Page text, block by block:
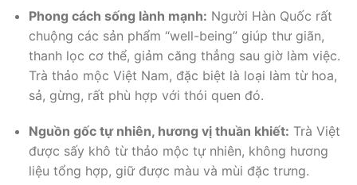
Phong cách sống lành mạnh: Người Hàn Quốc rất
chuộng các sản phẩm “well-being” giúp thư giãn,
thanh lọc cơ thể, giảm căng thẳng sau giờ làm việc.
Trà thảo mộc Việt Nam, đặc biệt là loại làm từ hoa,
sả, gừng, rất phù hợp với thói quen đó.
Nguồn gốc tự nhiên, hương vị thuần khiết: Trà Việt
được sấy khô từ thảo mộc tự nhiên, không hương
liệu tổng hợp, giữ được màu và mùi đặc trưng.